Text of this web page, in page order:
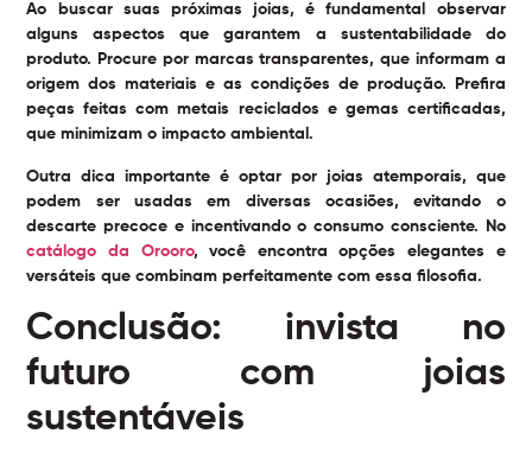
Ao buscar suas próximas joias, é fundamental observar
alguns aspectos que garantem a sustentabilidade do
produto. Procure por marcas transparentes, que informam a
origem dos materiais e as condições de produção. Prefira
peças feitas com metais reciclados e gemas certificadas,
que minimizam o impacto ambiental.
Outra dica importante é optar por joias atemporais, que
podem ser usadas em diversas ocasiões, evitando o
descarte precoce e incentivando o consumo consciente. No
catálogo da Orooro, você encontra opções elegantes e
versáteis que combinam perfeitamente com essa filosofia.
Conclusão: invista no
futuro com joias
sustentáveis